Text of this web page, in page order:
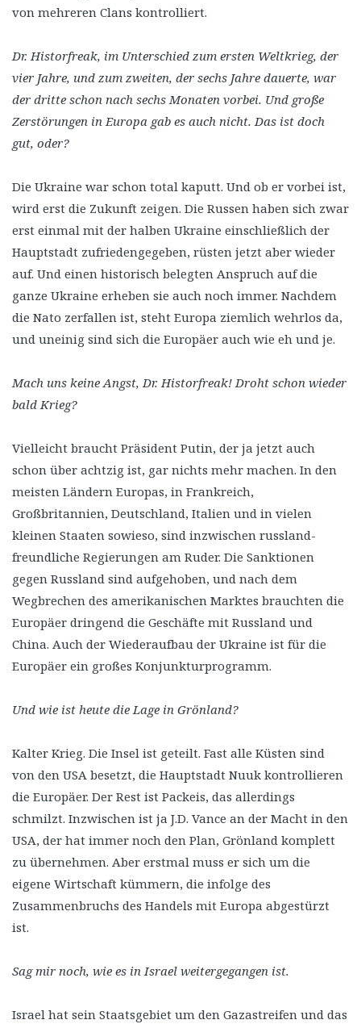
von mehreren Clans kontrolliert.
Dr. Historfreak, im Unterschied zum ersten Weltkrieg, der
vier Jahre, und zum zweiten, der sechs Jahre dauerte, war
der dritte schon nach sechs Monaten vorbei. Und große
Zerstörungen in Europa gab es auch nicht. Das ist doch
gut, oder?
Die Ukraine war schon total kaputt. Und ob er vorbei ist,
wird erst die Zukunft zeigen. Die Russen haben sich zwar
erst einmal mit der halben Ukraine einschließlich der
Hauptstadt zufriedengegeben, rüsten jetzt aber wieder
auf. Und einen historisch belegten Anspruch auf die
ganze Ukraine erheben sie auch noch immer. Nachdem
die Nato zerfallen ist, steht Europa ziemlich wehrlos da,
und uneinig sind sich die Europäer auch wie eh und je.
Mach uns keine Angst, Dr. Historfreak! Droht schon wieder
bald Krieg?
Vielleicht braucht Präsident Putin, der ja jetzt auch
schon über achtzig ist, gar nichts mehr machen. In den
meisten Ländern Europas, in Frankreich,
Großbritannien, Deutschland, Italien und in vielen
kleinen Staaten sowieso, sind inzwischen russland-
freundliche Regierungen am Ruder. Die Sanktionen
gegen Russland sind aufgehoben, und nach dem
Wegbrechen des amerikanischen Marktes brauchten die
Europäer dringend die Geschäfte mit Russland und
China. Auch der Wiederaufbau der Ukraine ist für die
Europäer ein großes Konjunkturprogramm.
Und wie ist heute die Lage in Grönland?
Kalter Krieg. Die Insel ist geteilt. Fast alle Küsten sind
von den USA besetzt, die Hauptstadt Nuuk kontrollieren
die Europäer. Der Rest ist Packeis, das allerdings
schmilzt. Inzwischen ist ja J.D. Vance an der Macht in den
USA, der hat immer noch den Plan, Grönland komplett
zu übernehmen. Aber erstmal muss er sich um die
eigene Wirtschaft kümmern, die infolge des
Zusammenbruchs des Handels mit Europa abgestürzt
ist.
Sag mir noch, wie es in Israel weitergegangen ist.
Israel hat sein Staatsgebiet um den Gazastreifen und das